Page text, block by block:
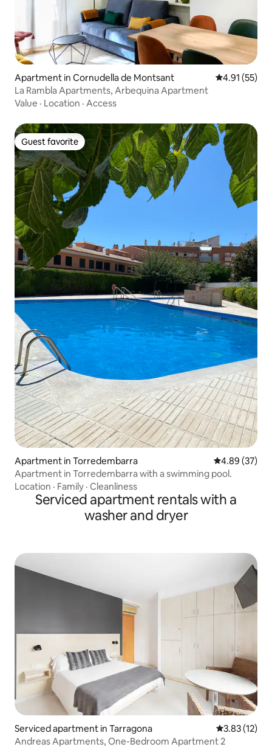
Apartment in Cornudella de Montsant 4.91 out of 5
4.91 (55)
La Rambla Apartments, Arbequina Apartment
Value · Location · Access
Guest favorite
Guest favorite
Apartment in Torredembarra 4.89 out of 5
4.89 (37)
Apartment in Torredembarra with a swimming pool.
Location · Family · Cleanliness
Serviced apartment rentals with a
washer and dryer
Serviced apartment in Tarragona 3.83 out of 5
3.83 (12)
Andreas Apartments, One-Bedroom Apartment 2